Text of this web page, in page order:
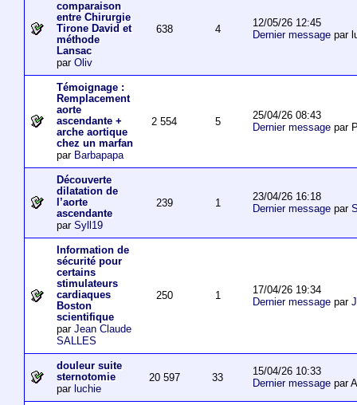
comparaison
entre Chirurgie
Tirone David et
méthode
Lansac
par Oliv
638 4
12/05/26 12:45
Dernier messagepar
Témoignage :
Remplacement
aorte
ascendante +
arche aortique
chez un marfan
par Barbapapa
2 554 5
25/04/26 08:43
Dernier messagepar
Découverte
dilatation de
l’aorte
ascendante
par Syll19
239 1
23/04/26 16:18
Dernier messagepar
Information de
sécurité pour
certains
stimulateurs
cardiaques
Boston
scientifique
par Jean Claude
SALLES
250 1
17/04/26 19:34
Dernier messagepar
douleur suite
sternotomie
par luchie
20 597 33
15/04/26 10:33
Dernier messagepar